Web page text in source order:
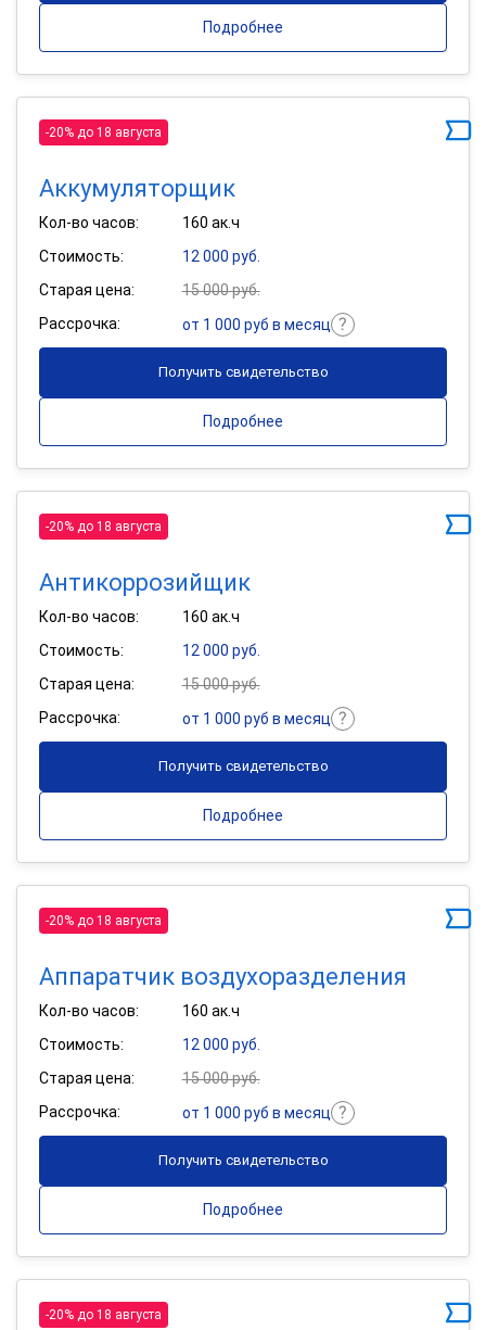
Подробнее
-20% до 18 августа
Аккумуляторщик
Кол-во часов:
160 ак.ч
Стоимость:
12 000 руб.
Старая цена:
15 000 руб.
Рассрочка:
от 1 000 руб в месяц
Получить свидетельство
Подробнее
-20% до 18 августа
Антикоррозийщик
Кол-во часов:
160 ак.ч
Стоимость:
12 000 руб.
Старая цена:
15 000 руб.
Рассрочка:
от 1 000 руб в месяц
Получить свидетельство
Подробнее
-20% до 18 августа
Аппаратчик воздухоразделения
Кол-во часов:
160 ак.ч
Стоимость:
12 000 руб.
Старая цена:
15 000 руб.
Рассрочка:
от 1 000 руб в месяц
Получить свидетельство
Подробнее
-20% до 18 августа